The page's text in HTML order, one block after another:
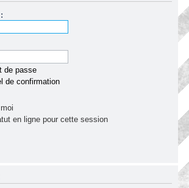
de passe
de confirmation
en ligne pour cette session